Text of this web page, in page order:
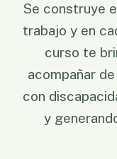
Se construye
trabajo y en
curso te
acompañar
con
y